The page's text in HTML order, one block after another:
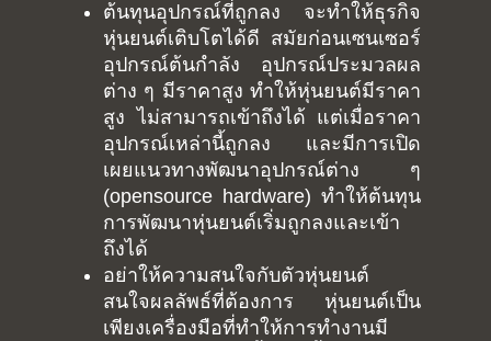
ต้นทุนอุปกรณ์ที่ถูกลง จะทำให้ธุรกิจ
หุ่นยนต์เติบโตได้ดี สมัยก่อนเซนเซอร์
อุปกรณ์ต้นกำลัง อุปกรณ์ประมวลผล
ต่าง ๆ มีราคาสูง ทำให้หุ่นยนต์มีราคา
สูง ไม่สามารถเข้าถึงได้ แต่เมื่อราคา
อุปกรณ์เหล่านี้ถูกลง และมีการเปิด
เผยแนวทางพัฒนาอุปกรณ์ต่าง ๆ
(opensource hardware) ทำให้ต้นทุน
การพัฒนาหุ่นยนต์เริ่มถูกลงและเข้า
ถึงได้
อย่าให้ความสนใจกับตัวหุ่นยนต์
สนใจผลลัพธ์ที่ต้องการ หุ่นยนต์เป็น
เพียงเครื่องมือที่ทำให้การทำงานมี
blog
Arduino
Tutorial
Raspberry pi
Interactive Design
Robotics
MyProject
About
Contact
Summit Your